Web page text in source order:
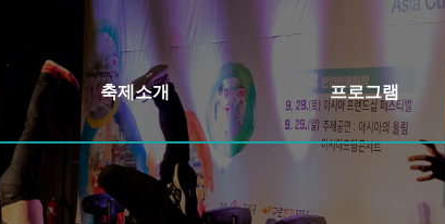
축제소개
축제개요
인사말
프로그램
개막식&축하콘서트
어울림정원 빛축제